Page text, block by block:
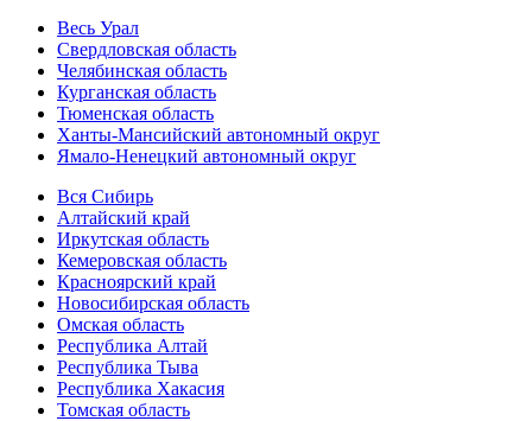
Весь Урал
Свердловская область
Челябинская область
Курганская область
Тюменская область
Ханты-Мансийский автономный округ
Ямало-Ненецкий автономный округ
Вся Сибирь
Алтайский край
Иркутская область
Кемеровская область
Красноярский край
Новосибирская область
Омская область
Республика Алтай
Республика Тыва
Республика Хакасия
Томская область